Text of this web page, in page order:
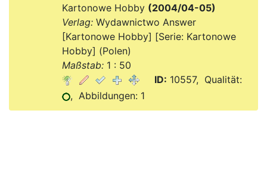
Kartonowe Hobby (2004/04-05)
Verlag:Wydawnictwo Answer
[Kartonowe Hobby] [Serie: Kartonowe
Hobby] (Polen)
Maßstab:1 : 50
ID: 10557, Qualität:
, Abbildungen: 1